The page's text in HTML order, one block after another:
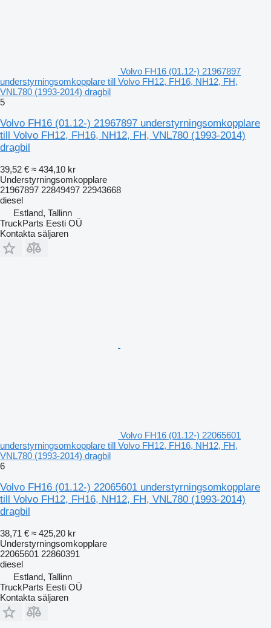
Volvo FH16 (01.12-) 21967897
understyrningsomkopplare till Volvo FH12, FH16, NH12, FH,
VNL780 (1993-2014) dragbil
5
Volvo FH16 (01.12-) 21967897 understyrningsomkopplare
till Volvo FH12, FH16, NH12, FH, VNL780 (1993-2014)
dragbil
39,52 € ≈ 434,10 kr
Understyrningsomkopplare
21967897 22849497 22943668
diesel
Estland, Tallinn
TruckParts Eesti OÜ
Kontakta säljaren
Volvo FH16 (01.12-) 22065601
understyrningsomkopplare till Volvo FH12, FH16, NH12, FH,
VNL780 (1993-2014) dragbil
6
Volvo FH16 (01.12-) 22065601 understyrningsomkopplare
till Volvo FH12, FH16, NH12, FH, VNL780 (1993-2014)
dragbil
38,71 € ≈ 425,20 kr
Understyrningsomkopplare
22065601 22860391
diesel
Estland, Tallinn
TruckParts Eesti OÜ
Kontakta säljaren